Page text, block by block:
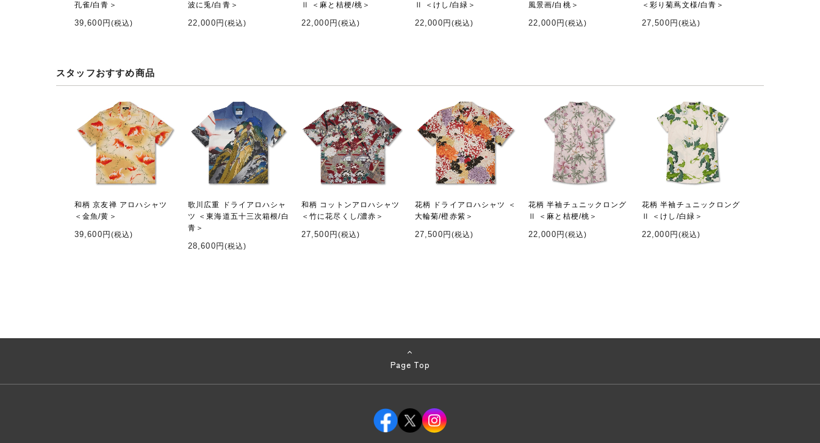
孔雀/白青＞
39,600円 (税込)
波に兎/白青＞
22,000円 (税込)
Ⅱ ＜麻と桔梗/桃＞
22,000円 (税込)
Ⅱ ＜けし/白緑＞
22,000円 (税込)
風景画/白桃＞
22,000円 (税込)
＜彩り菊蔦文様/白青＞
27,500円 (税込)
スタッフおすすめ商品
和柄 京友禅 アロハシャツ
＜金魚/黄＞
39,600円 (税込)
歌川広重 ドライアロハシャ
ツ ＜東海道五十三次箱根/白
青＞
28,600円 (税込)
和柄 コットンアロハシャツ
＜竹に花尽くし/濃赤＞
27,500円 (税込)
花柄 ドライアロハシャツ ＜
大輪菊/橙赤紫＞
27,500円 (税込)
花柄 半袖チュニックロング
Ⅱ ＜麻と桔梗/桃＞
22,000円 (税込)
花柄 半袖チュニックロング
Ⅱ ＜けし/白緑＞
22,000円 (税込)
Page Top